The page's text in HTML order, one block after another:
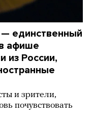
единственный
афише
из России,
и зрители,
почувствовать